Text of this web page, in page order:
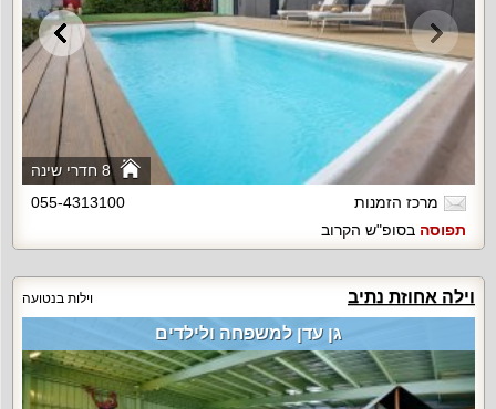
8 חדרי שינה
מרכז הזמנות
055-4313100
תפוסה בסופ"ש הקרוב
וילה אחוזת נתיב וילות בנטועה
גן עדן למשפחה ולילדים